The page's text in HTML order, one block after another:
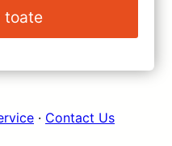
5.1 și
core 1.6GHz
· Contact Us
toate